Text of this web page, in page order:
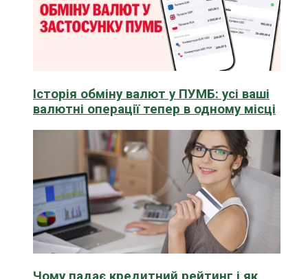
Історія обміну валют у ПУМБ: усі ваші
валютні операції тепер в одному місці